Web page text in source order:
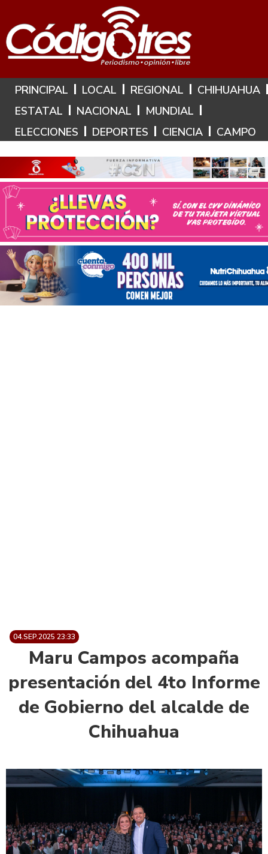
Hoy es: 6 de Agosto de 2026
PRINCIPAL LOCAL REGIONAL
CHIHUAHUA
ESTATAL
NACIONAL
MUNDIAL
ELECCIONES
DEPORTES CIENCIA CAMPO
04.SEP.2025 23:33
Maru Campos acompaña
presentación del 4to Informe
de Gobierno del alcalde de
Chihuahua